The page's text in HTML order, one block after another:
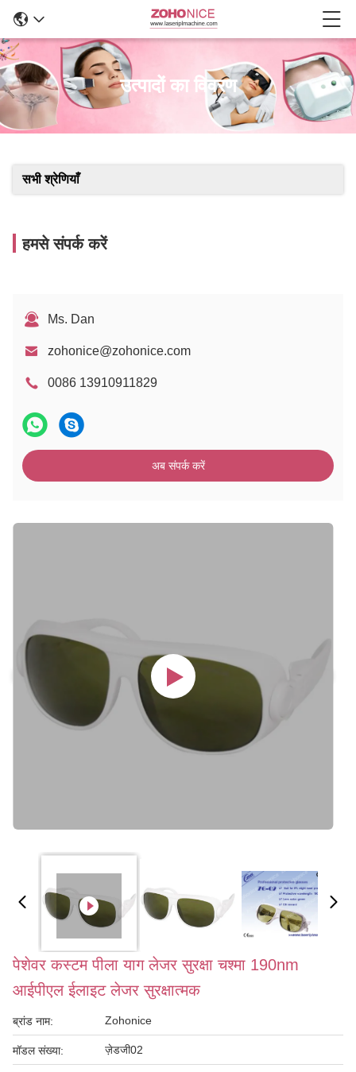
उत्पादों का विवरण
सभी श्रेणियाँ
हमसे संपर्क करें
Ms. Dan
zohonice@zohonice.com
0086 13910911829
अब संपर्क करें
पेशेवर कस्टम पीला याग लेजर सुरक्षा चश्मा 190nm
आईपीएल ईलाइट लेजर सुरक्षात्मक
ब्रांड नाम: Zohonice
मॉडल संख्या: ज़ेडजी02